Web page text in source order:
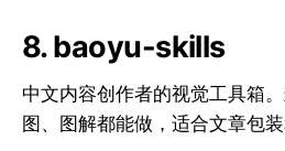
8. baoyu-skills
中文内容创作者的视觉工具箱
图、图解都能做，适合文章包装